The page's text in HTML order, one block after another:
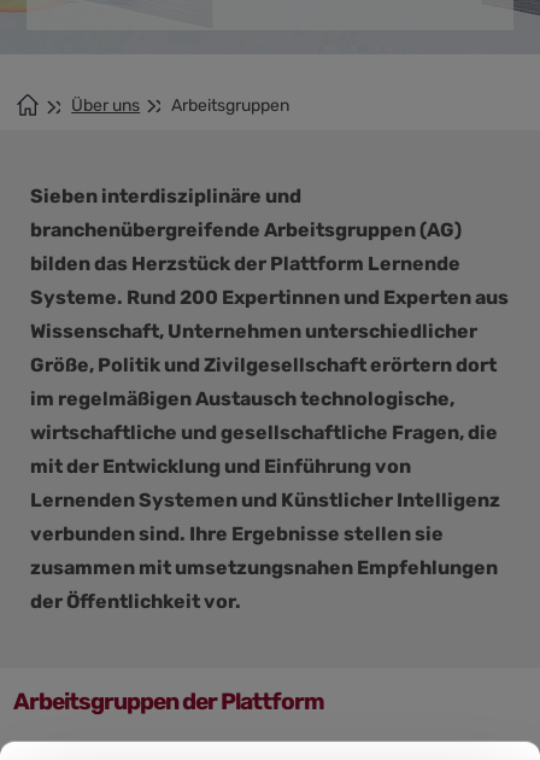
Über uns Arbeitsgruppen
Sieben interdisziplinäre und
branchenübergreifende Arbeitsgruppen (AG)
bilden das Herzstück der Plattform Lernende
Systeme. Rund 200 Expertinnen und Experten aus
Wissenschaft, Unternehmen unterschiedlicher
Größe, Politik und Zivilgesellschaft erörtern dort
im regelmäßigen Austausch technologische,
wirtschaftliche und gesellschaftliche Fragen, die
mit der Entwicklung und Einführung von
Lernenden Systemen und Künstlicher Intelligenz
verbunden sind. Ihre Ergebnisse stellen sie
zusammen mit umsetzungsnahen Empfehlungen
der Öffentlichkeit vor.
Arbeitsgruppen der Plattform